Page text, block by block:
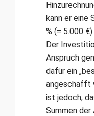
kann er eine
% (= 5.000
Der
Anspruch
dafür ein
angeschafft
ist jedoch,
Summen